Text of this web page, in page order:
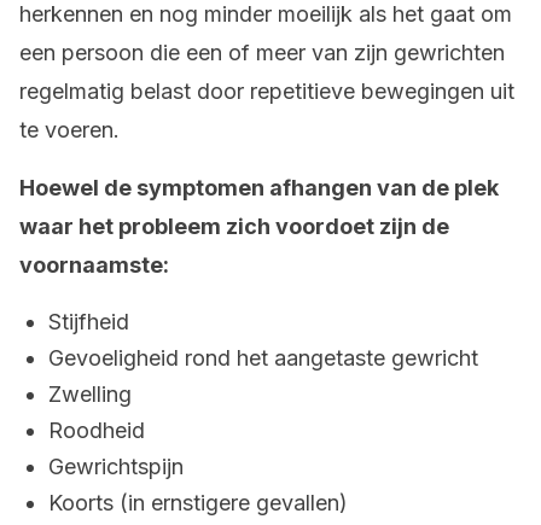
herkennen en nog minder moeilijk als het gaat om
een ​​persoon die een of meer van zijn gewrichten
regelmatig belast door repetitieve bewegingen uit
te voeren.
Hoewel de symptomen afhangen van de plek
waar het probleem zich voordoet zijn de
voornaamste:
Stijfheid
Gevoeligheid rond het aangetaste gewricht
Zwelling
Roodheid
Gewrichtspijn
Koorts (in ernstigere gevallen)